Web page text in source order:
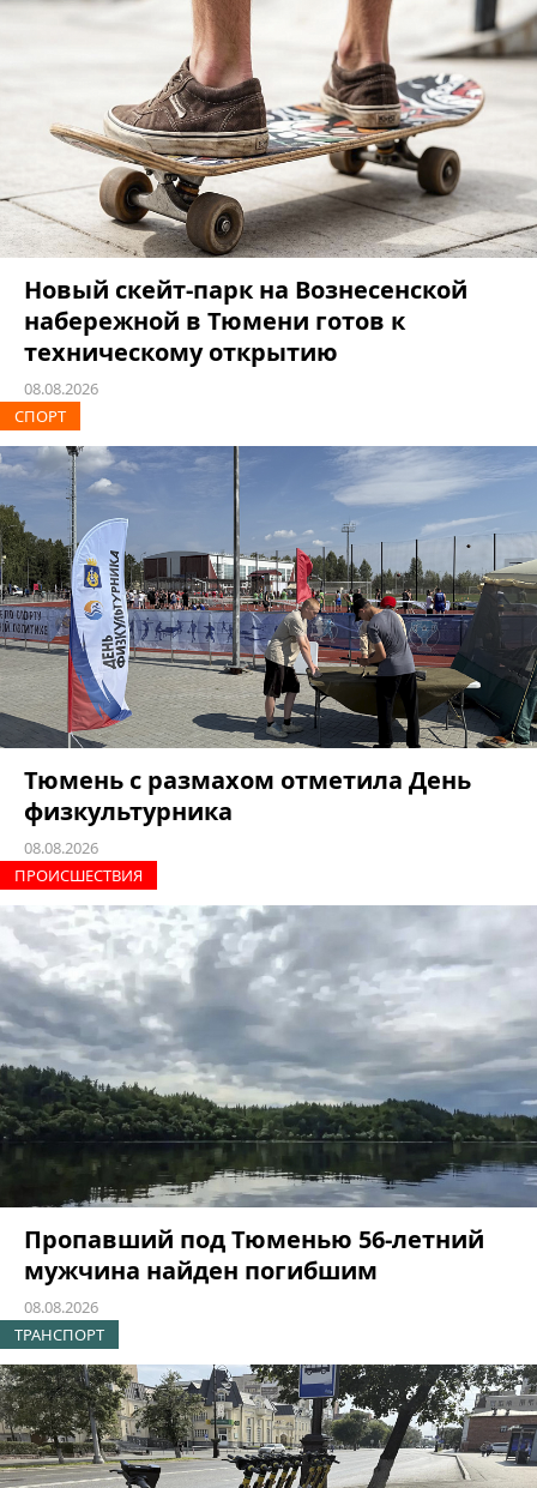
Новый скейт-парк на Вознесенской
набережной в Тюмени готов к
техническому открытию
08.08.2026
СПОРТ
Тюмень с размахом отметила День
физкультурника
08.08.2026
ПРОИCШЕСТВИЯ
Пропавший под Тюменью 56-летний
мужчина найден погибшим
08.08.2026
ТРАНСПОРТ